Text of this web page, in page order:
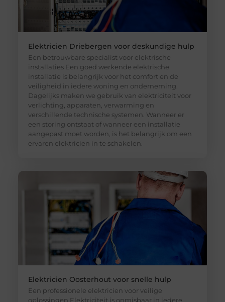
Elektricien Driebergen voor deskundige hulp
Een betrouwbare specialist voor elektrische
installaties Een goed werkende elektrische
installatie is belangrijk voor het comfort en de
veiligheid in iedere woning en onderneming.
Dagelijks maken we gebruik van elektriciteit voor
verlichting, apparaten, verwarming en
verschillende technische systemen. Wanneer er
een storing ontstaat of wanneer een installatie
aangepast moet worden, is het belangrijk om een
ervaren elektricien in te schakelen.
Elektricien Oosterhout voor snelle hulp
Een professionele elektricien voor veilige
oplossingen Elektriciteit is onmisbaar in iedere